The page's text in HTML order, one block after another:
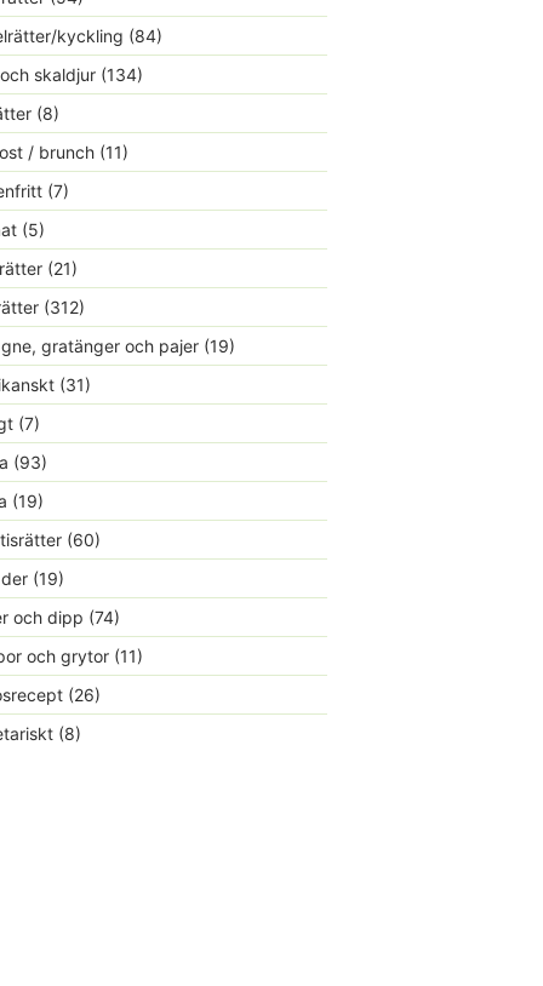
kyckling (84)
skaldjur (134)
(8)
/ brunch (11)
(7)
(5)
(21)
(312)
gratänger och pajer (19)
(31)
(7)
(93)
(19)
(60)
(19)
och dipp (74)
och grytor (11)
(26)
(8)